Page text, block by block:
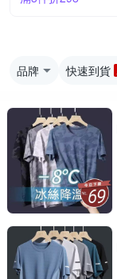
品牌 快速到貨